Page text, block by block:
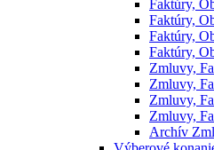
Faktúry,
Faktúry,
Faktúry,
Faktúry,
Zmluvy,
Zmluvy,
Zmluvy,
Zmluvy,
Archív